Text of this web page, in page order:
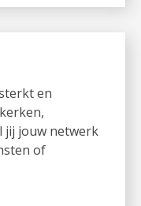
en
jij jouw netwerk
of